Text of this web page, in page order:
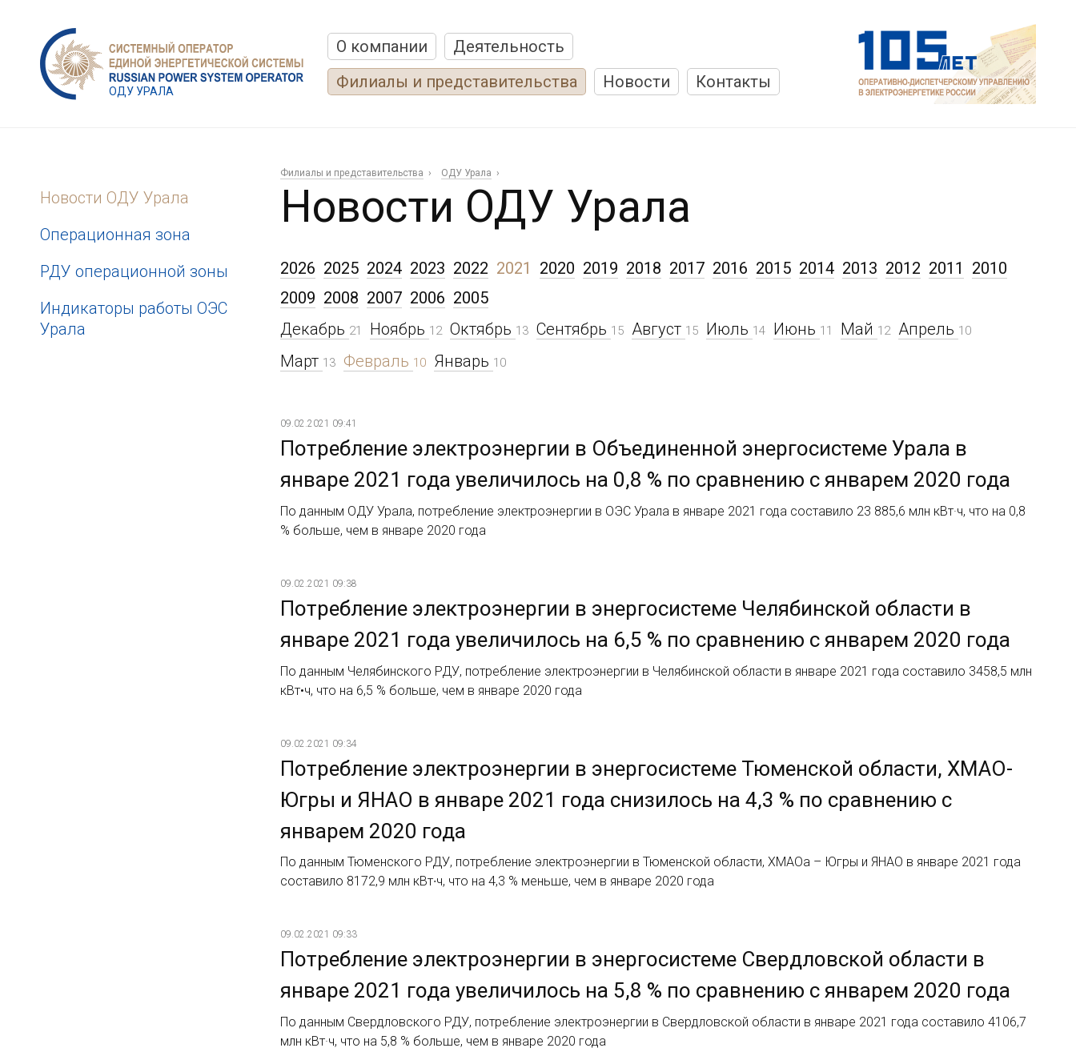
ОДУ УРАЛА
О компании
Деятельность
Филиалы и представительства
Новости Контакты
Новости ОДУ Урала
Операционная зона
РДУ операционной зоны
Индикаторы работы ОЭС
Урала
Филиалы и представительства ОДУ Урала
Новости ОДУ Урала
2026 2025 2024 2023 2022 2021
Декабрь 21 Ноябрь 12 Октябрь 13 Сентябрь 15 Август 15 Июль 14 Июнь 11 Май 12 Апрель 10
Март 13 Февраль 10 Январь 10
2020 2019 2018 2017 2016 2015 2014 2013 2012 2011
2010
2009 2008 2007 2006 2005
09.02.2021 09:41
Потребление электроэнергии в Объединенной энергосистеме Урала в
январе 2021 года увеличилось на 0,8 % по сравнению с январем 2020 года
По данным ОДУ Урала, потребление электроэнергии в ОЭС Урала в январе 2021 года составило 23 885,6 млн кВт·ч, что на 0,8
% больше, чем в январе 2020 года
09.02.2021 09:38
Потребление электроэнергии в энергосистеме Челябинской области в
январе 2021 года увеличилось на 6,5 % по сравнению с январем 2020 года
По данным Челябинского РДУ, потребление электроэнергии в Челябинской области в январе 2021 года составило 3458,5 млн
кВт•ч, что на 6,5 % больше, чем в январе 2020 года
09.02.2021 09:34
Потребление электроэнергии в энергосистеме Тюменской области, ХМАО-
Югры и ЯНАО в январе 2021 года снизилось на 4,3 % по сравнению с
январем 2020 года
По данным Тюменского РДУ, потребление электроэнергии в Тюменской области, ХМАОа – Югры и ЯНАО в январе 2021 года
составило 8172,9 млн кВт∙ч, что на 4,3 % меньше, чем в январе 2020 года
09.02.2021 09:33
Потребление электроэнергии в энергосистеме Свердловской области в
январе 2021 года увеличилось на 5,8 % по сравнению с январем 2020 года
По данным Свердловского РДУ, потребление электроэнергии в Свердловской области в январе 2021 года составило 4106,7
млн кВт·ч, что на 5,8 % больше, чем в январе 2020 года